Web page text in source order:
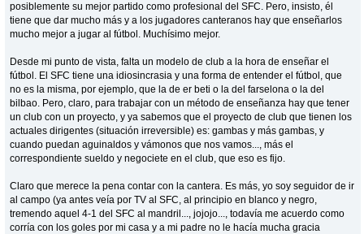
posiblemente su mejor partido como profesional del SFC. Pero, insisto, él
tiene que dar mucho más y a los jugadores canteranos hay que enseñarlos
mucho mejor a jugar al fútbol. Muchísimo mejor.
Desde mi punto de vista, falta un modelo de club a la hora de enseñar el
fútbol. El SFC tiene una idiosincrasia y una forma de entender el fútbol, que
no es la misma, por ejemplo, que la de er beti o la del farselona o la del
bilbao. Pero, claro, para trabajar con un método de enseñanza hay que tener
un club con un proyecto, y ya sabemos que el proyecto de club que tienen los
actuales dirigentes (situación irreversible) es: gambas y más gambas, y
cuando puedan aguinaldos y vámonos que nos vamos..., más el
correspondiente sueldo y negociete en el club, que eso es fijo.
Claro que merece la pena contar con la cantera. Es más, yo soy seguidor de ir
al campo (ya antes veía por TV al SFC, al principio en blanco y negro,
tremendo aquel 4-1 del SFC al mandril..., jojojo..., todavía me acuerdo como
corría con los goles por mi casa y a mi padre no le hacía mucha gracia